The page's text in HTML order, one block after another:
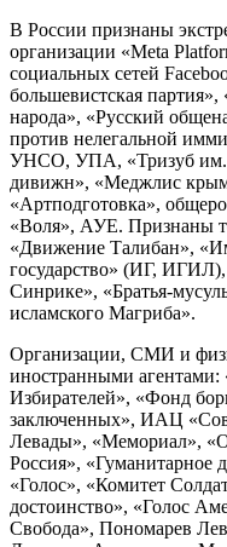
В России признаны
организации «Meta
социальных сетей
большевистская
народа», «Русский
против нелегальной
УНСО, УПА, «Тризуб им.
дивижн», «Меджлис
«Артподготовка»,
«Воля», АУЕ. Признаны
«Движение Талибан»,
государство» (ИГ,
Синрике», «Братья-
исламского Магриба».
Организации, СМИ и
иностранными агентами:
Избирателей», «Фонд
заключенных», ИАЦ
Левады», «Мемориал»,
Россия», «Гуманитарное
«Голос», «Комитет
достоинство», «Голос
Свобода», Пономарев